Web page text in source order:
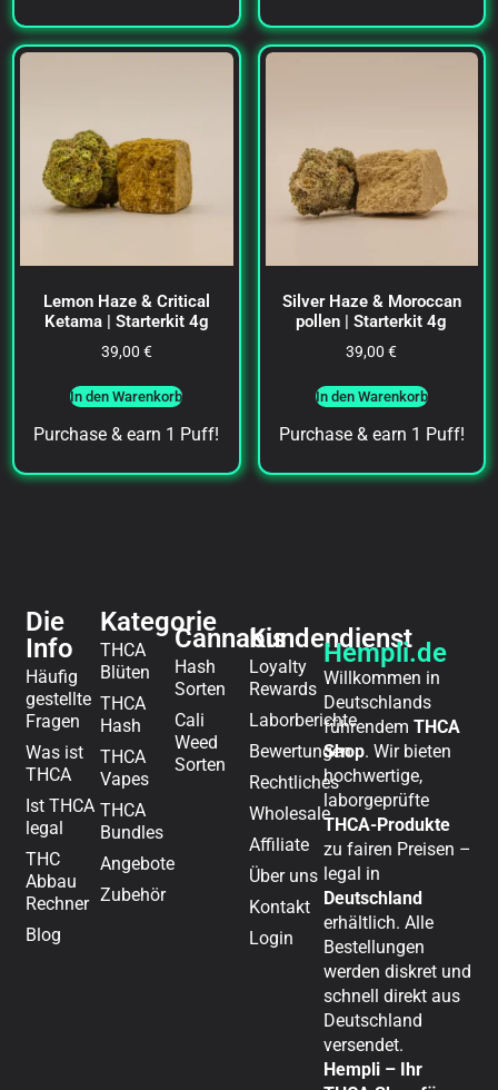
Lemon Haze & Critical
Ketama | Starterkit 4g
39,00 €
In den Warenkorb
Purchase & earn 1 Puff!
Silver Haze & Moroccan
pollen | Starterkit 4g
39,00€
In den Warenkorb
Purchase & earn 1 Puff!
Die
Info
Häufig
gestellte
Fragen
Was ist
THCA
Ist THCA
legal
THC
Abbau
Rechner
Blog
Kategorie
THCA
Blüten
THCA
Hash
THCA
Vapes
THCA
Bundles
Angebote
Zubehör
Cannabis
Hash
Sorten
Cali
Weed
Sorten
Kundendienst
Loyalty
Rewards
Laborberichte
Bewertungen
Rechtliches
Wholesale
Affiliate
Über uns
Kontakt
Login
Hempli.de
Willkommen in
Deutschlands
führendemTHCA
Shop. Wir bieten
hochwertige,
laborgeprüfte
THCA-Produkte
zu fairen Preisen –
legal in
Deutschland
erhältlich. Alle
Bestellungen
werden diskret und
schnell direkt aus
Deutschland
versendet.
Hempli – Ihr